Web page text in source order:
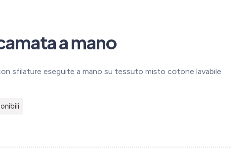
a mano
sfilature eseguite a mano su tessuto misto cotone lavabile.